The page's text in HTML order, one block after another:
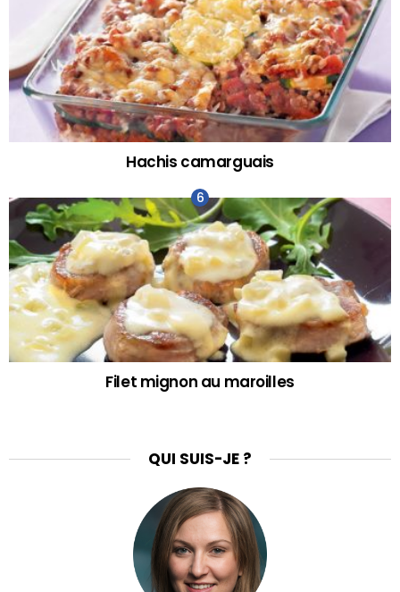
Hachis camarguais
Filet mignon au maroilles
QUI SUIS-JE ?